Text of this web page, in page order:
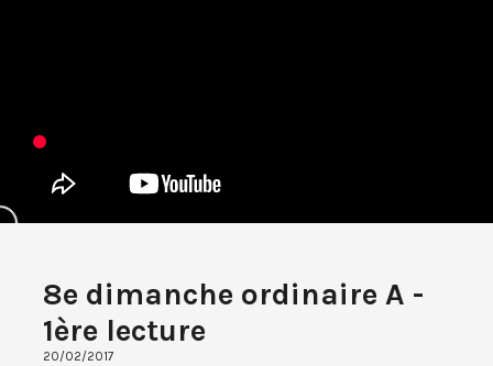
8e dimanche ordinaire A -
1ère lecture
20/02/2017